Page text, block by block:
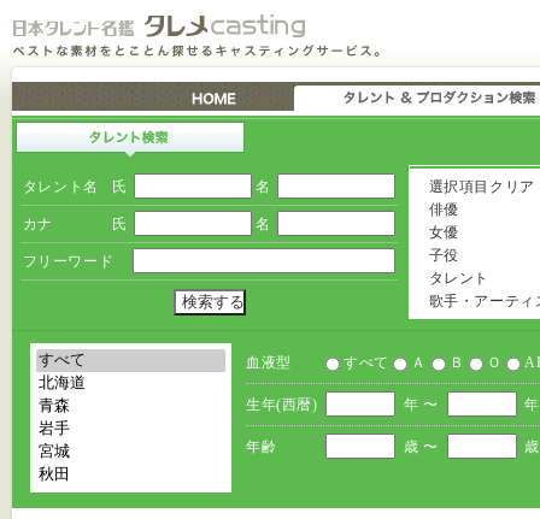
タレント名 氏 名
カナ 氏 名
フリーワード
選択項目クリア
俳優
女優
子役
タレント
歌手・アーティ
血液型 すべて Ａ Ｂ Ｏ
生年(西暦) 年 〜
年齢 歳 〜 歳